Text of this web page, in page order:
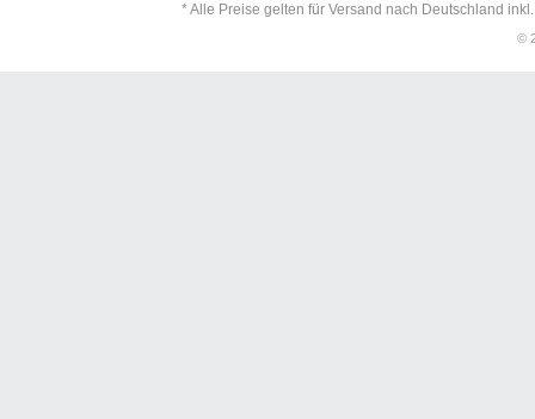
* Alle Preise gelten für Versand nach Deutschland
©